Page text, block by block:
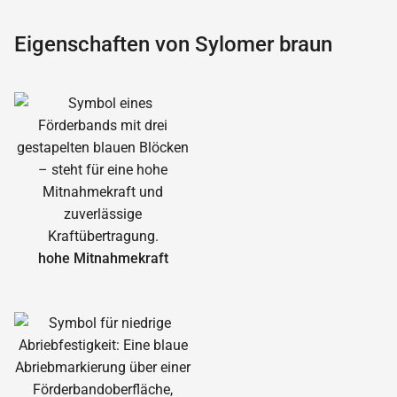
Eigenschaften von Sylomer braun
hohe Mitnahmekraft